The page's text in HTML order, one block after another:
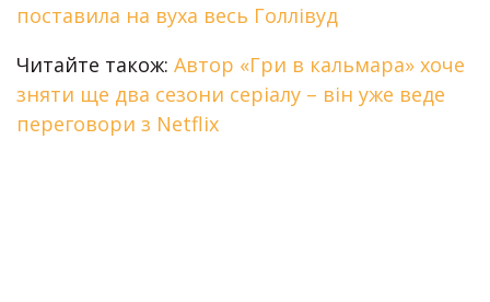
поставила на вуха весь Голлівуд
Читайте також: Автор «Гри в кальмара» хоче
зняти ще два сезони серіалу – він уже веде
переговори з Netflix